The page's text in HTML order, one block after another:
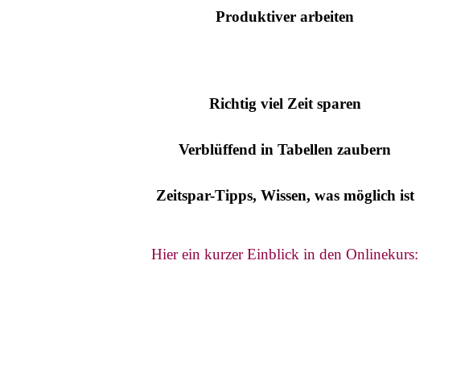
Produktiver arbeiten
Richtig viel Zeit sparen
Verblüffend in Tabellen zaubern
Zeitspar-Tipps, Wissen, was möglich ist
Hier ein kurzer Einblick in den Onlinekurs: